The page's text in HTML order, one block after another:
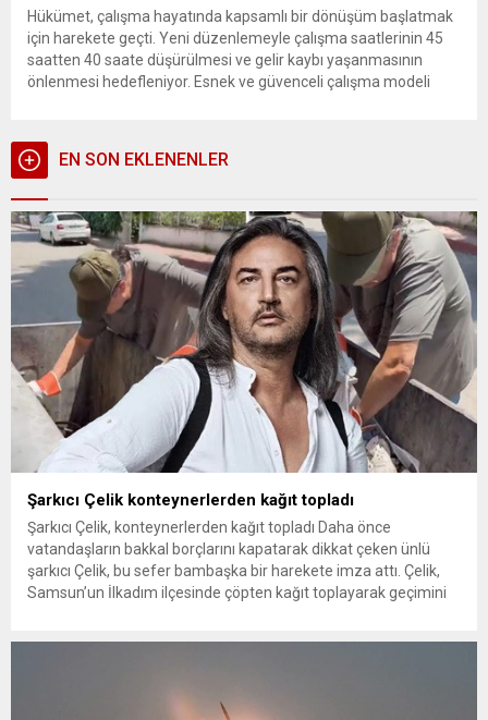
Hükümet, çalışma hayatında kapsamlı bir dönüşüm başlatmak
için harekete geçti. Yeni düzenlemeyle çalışma saatlerinin 45
saatten 40 saate düşürülmesi ve gelir kaybı yaşanmasının
önlenmesi hedefleniyor. Esnek ve güvenceli çalışma modeli
Sabah gazetesinin haberine göre, yeni düzenlemeyle...
EN SON EKLENENLER
Şarkıcı Çelik konteynerlerden kağıt topladı
Şarkıcı Çelik, konteynerlerden kağıt topladı Daha önce
vatandaşların bakkal borçlarını kapatarak dikkat çeken ünlü
şarkıcı Çelik, bu sefer bambaşka bir harekete imza attı. Çelik,
Samsun’un İlkadım ilçesinde çöpten kağıt toplayarak geçimini